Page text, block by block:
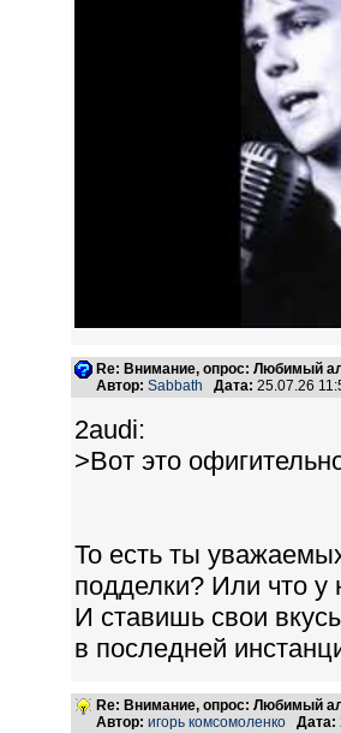
Re: Внимание, опрос: Любимый
Автор: Sabbath Дата: 25.07.26
2audi:
>Вот это
То есть ты
подделки? Или что у
И ставишь свои
в последней
Re: Внимание, опрос: Любимый
Автор: игорь комсомоленко Дата: